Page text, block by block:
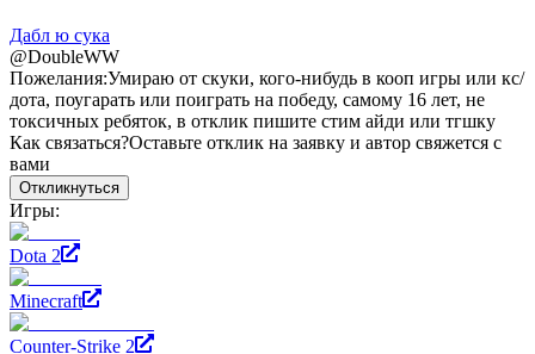
Дабл ю сyкa
@DoubleWW
Пожелания:Умираю от скуки, кого-нибудь в кооп игры или кс/
дота, поугарать или поиграть на победу, самому 16 лет, не
токсичных ребяток, в отклик пишите стим айди или тгшку
Как связаться?Оставьте отклик на заявку и автор свяжется с
вами
Откликнуться
Игры:
Dota 2
Minecraft
Counter-Strike 2